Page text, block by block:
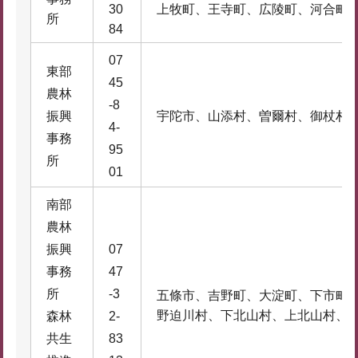
所
30
84
上牧町、王寺町、広陵町、河合町
東部
農林
振興
事務
所
07
45
-8
4-
95
01
宇陀市、山添村、曽爾村、御杖村
南部
農林
振興
事務
所
森林
共生
07
47
-3
2-
83
五條市、吉野町、大淀町、下市町
野迫川村、下北山村、上北山村、